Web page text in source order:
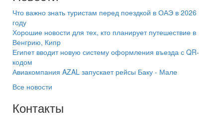
Что важно знать туристам перед поездкой в ОАЭ в 2026
году
Хорошие новости для тех, кто планирует путешествие в
Венгрию, Кипр
Египет вводит новую систему оформления въезда с QR-
кодом
Авиакомпания AZAL запускает рейсы Баку - Мале
Все новости
Контакты